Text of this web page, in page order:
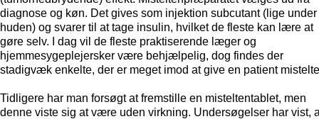
diagnose og køn. Det gives som injektion subcutant (lige under
huden) og svarer til at tage insulin, hvilket de fleste kan lære at
gøre selv. I dag vil de fleste praktiserende læger og
hjemmesygeplejersker være behjælpelig, dog findes der
stadigvæk enkelte, der er meget imod at give en patient
Tidligere har man forsøgt at fremstille en misteltentablet, men
denne viste sig at være uden virkning. Undersøgelser har vist,